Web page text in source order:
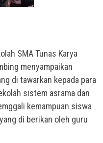
SMA Tunas Karya
menyampaikan
di tawarkan kepada para
sistem asrama dan
kemampuan siswa
di berikan oleh guru